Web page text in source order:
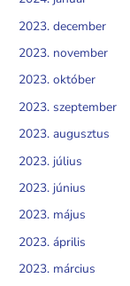
2023. december
2023. november
2023. október
2023. szeptember
2023. augusztus
2023. július
2023. június
2023. május
2023. április
2023. március